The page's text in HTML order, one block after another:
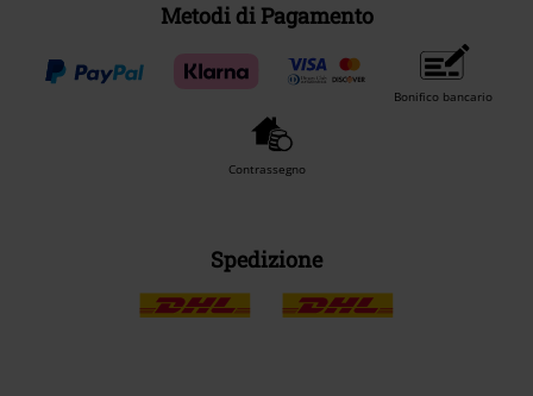
Metodi di Pagamento
Bonifico bancario
Contrassegno
Spedizione